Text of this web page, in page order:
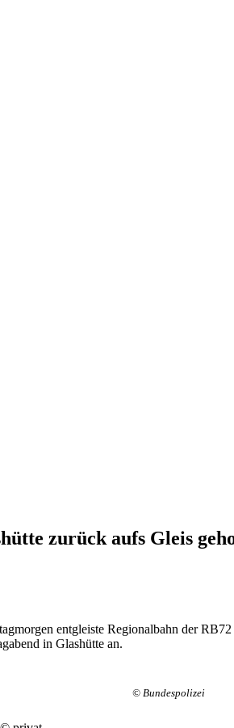
zurück aufs Gleis
entgleiste Regionalbahn der
in Glashütte an.
© Bundespolizei